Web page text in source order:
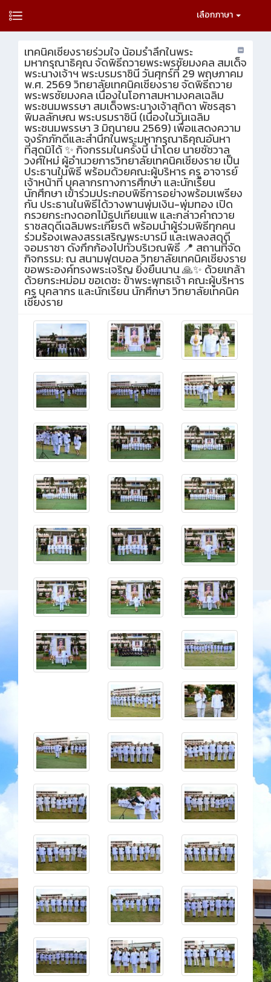
เลือกภาษา
เทคนิคเชียงรายร่วมใจ น้อมรำลึกในพระ
มหากรุณาธิคุณ จัดพิธีถวายพระพรชัยมงคล สมเด็จ
พระนางเจ้าฯ พระบรมราชินี วันศุกร์ที่ 29 พฤษภาคม
พ.ศ. 2569 วิทยาลัยเทคนิคเชียงราย จัดพิธีถวาย
พระพรชัยมงคล เนื่องในโอกาสมหามงคลเฉลิม
พระชนมพรรษา สมเด็จพระนางเจ้าสุทิดา พัชรสุธา
พิมลลักษณ พระบรมราชินี (เนื่องในวันเฉลิม
พระชนมพรรษา 3 มิถุนายน 2569) เพื่อแสดงความ
จงรักภักดีและสำนึกในพระมหากรุณาธิคุณอันหา
ที่สุดมิได้ ✨ กิจกรรมในครั้งนี้ นำโดย นายชัชวาล
วงศ์ใหม่ ผู้อำนวยการวิทยาลัยเทคนิคเชียงราย เป็น
ประธานในพิธี พร้อมด้วยคณะผู้บริหาร ครู อาจารย์
เจ้าหน้าที่ บุคลากรทางการศึกษา และนักเรียน
นักศึกษา เข้าร่วมประกอบพิธีการอย่างพร้อมเพรียง
กัน ประธานในพิธีได้วางพานพุ่มเงิน-พุ่มทอง เปิด
กรวยกระทงดอกไม้ธูปเทียนแพ และกล่าวคำถวาย
ราชสดุดีเฉลิมพระเกียรติ พร้อมนำผู้ร่วมพิธีทุกคน
ร่วมร้องเพลงสรรเสริญพระบารมี และเพลงสดุดี
จอมราชา ดังกึกก้องไปทั่วบริเวณพิธี 📍 สถานที่จัด
กิจกรรม: ณ สนามฟุตบอล วิทยาลัยเทคนิคเชียงราย
ขอพระองค์ทรงพระเจริญ ยิ่งยืนนาน 🙏✨ ด้วยเกล้า
ด้วยกระหม่อม ขอเดชะ ข้าพระพุทธเจ้า คณะผู้บริหาร
ครู บุคลากร และนักเรียน นักศึกษา วิทยาลัยเทคนิค
เชียงราย